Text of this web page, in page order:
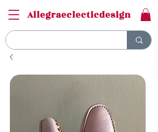
Allegraeclecticdesign